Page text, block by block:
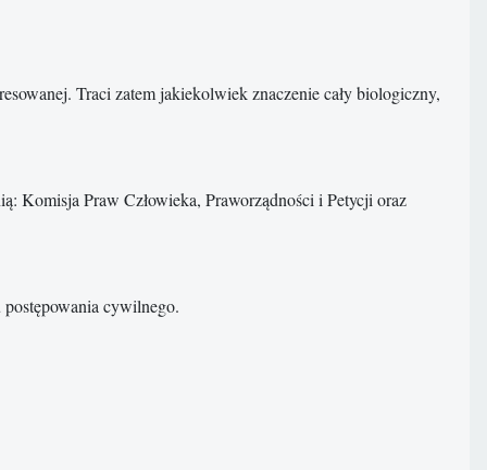
Traci zatem jakiekolwiek znaczenie cały biologiczny,
Komisja Praw Człowieka, Praworządności i Petycji oraz
cywilnego.